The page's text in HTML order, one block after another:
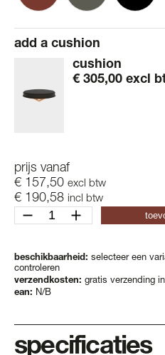
add a cushion
cushion
€ 305,00 excl
prijs vanaf
€ 157,50 excl btw
€ 190,58 incl btw
stool
aantal
beschikbaarheid: selecteer een
controleren
verzendkosten: gratis verzending
ean: N/B
specificaties